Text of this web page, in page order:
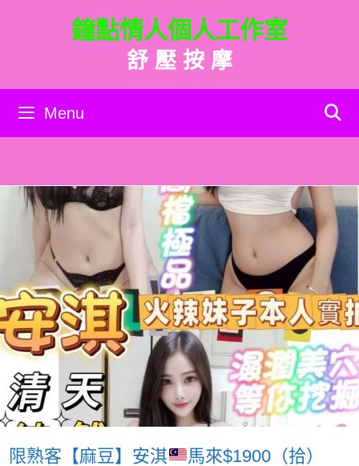
內
鐘點情人個人工作室
舒 壓 按 摩
Menu
限熟客【麻豆】安淇 馬來$1900（拾）